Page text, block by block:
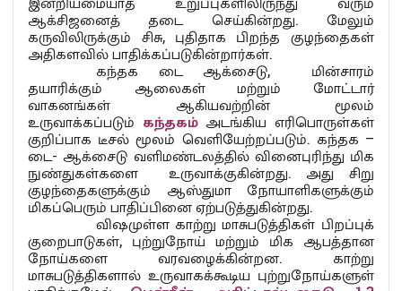
ஆக்சிஜனைத் தடை செய்கின்றது. மேலும்
கருவிலிருக்கும் சிசு, புதிதாக பிறந்த குழந்தைகள்
அதிகளவில் பாதிக்கப்படுகின்றார்கள்.
கந்தக டை ஆக்சைடு, மின்சாரம்
தயாரிக்கும் ஆலைகள் மற்றும் மோட்டார்
வாகனங்கள் ஆகியவற்றின் மூலம்
உருவாக்கப்படும் கந்தகம்அடங்கிய எரிபொருள்கள்
குறிப்பாக டீசல் மூலம் வெளியேற்றப்படும். கந்தக –
டை- ஆக்சைடு வளிமண்டலத்தில் வினைபுரிந்து மிக
நுண்துகள்களை உருவாக்குகின்றது. அது சிறு
குழந்தைகளுக்கும் ஆஸ்துமா நோயாளிகளுக்கும்
மிகப்பெரும் பாதிப்பினை ஏற்படுத்துகின்றது.
விஷமுள்ள காற்று மாசுபடுத்திகள் பிறப்புக்
குறைபாடுகள், புற்றுநோய் மற்றும் மிக ஆபத்தான
நோய்களை வரவழைக்கின்றன. காற்று
மாசுபடுத்திகளால் உருவாகக்கூடிய புற்றுநோய்களுள்